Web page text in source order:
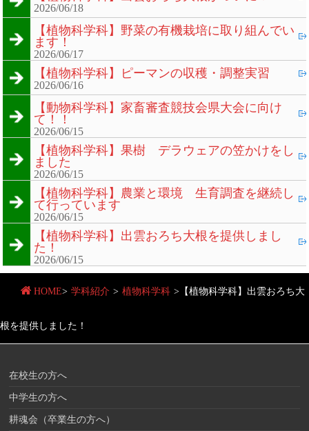
2026/06/18
【植物科学科】野菜の有機栽培に取り組んでい
ます！
2026/06/17
【植物科学科】ピーマンの収穫・調整実習
2026/06/16
【動物科学科】家畜審査競技会県大会に向け
て！！
2026/06/15
【植物科学科】果樹 デラウェアの笠かけをし
ました
2026/06/15
【植物科学科】農業と環境 生育調査を継続し
て行っています
2026/06/15
【植物科学科】出雲おろち大根を提供しまし
た！
2026/06/15
HOME> 学科紹介 > 植物科学科 > 【植物科学科】出雲おろち大
根を提供しました！
在校生の方へ
中学生の方へ
耕魂会（卒業生の方へ）